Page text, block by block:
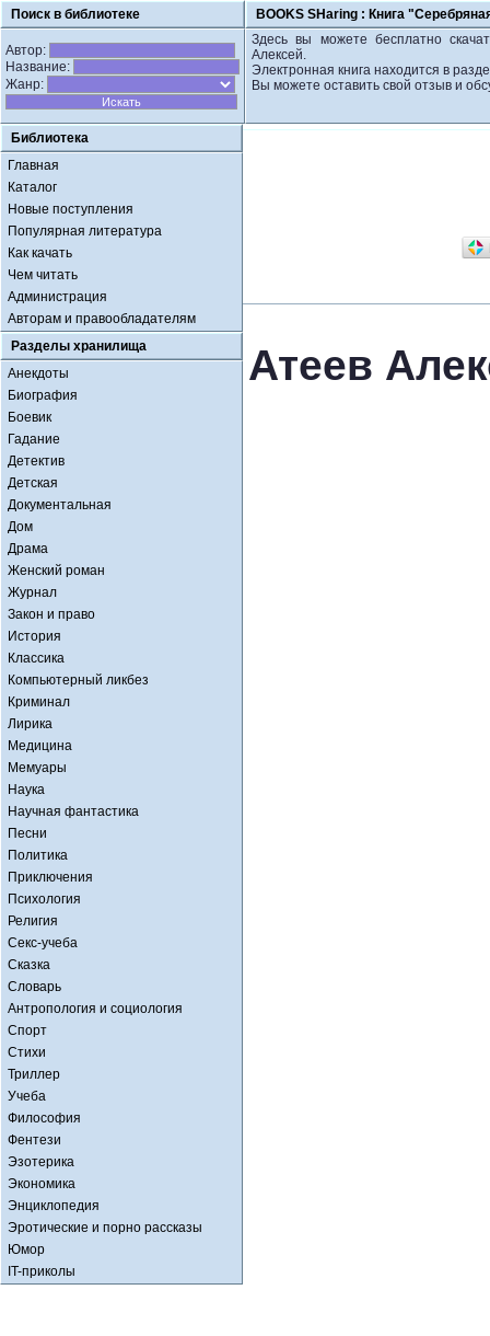
Поиск в библиотеке BOOKS SHaring : Книга
Автор:
Название:
Жанр:
Здесь вы можете бесплатно
Алексей.
Электронная книга находится в
Вы можете оставить свой отзыв и
Библиотека
Главная
Каталог
Новые поступления
Популярная литература
Как качать
Чем читать
Администрация
Авторам и правообладателям
Разделы хранилища
Анекдоты
Биография
Боевик
Гадание
Детектив
Детская
Документальная
Дом
Драма
Женский роман
Журнал
Закон и право
История
Классика
Компьютерный ликбез
Криминал
Лирика
Медицина
Мемуары
Наука
Научная фантастика
Песни
Политика
Приключения
Психология
Религия
Секс-учеба
Сказка
Словарь
Антропология и социология
Спорт
Стихи
Триллер
Учеба
Философия
Фентези
Эзотерика
Экономика
Энциклопедия
Эротические и порно рассказы
Юмор
IT-приколы
Атеев